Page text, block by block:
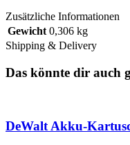
Zusätzliche Informationen
Gewicht 0,306 kg
Shipping & Delivery
Das könnte dir auch
DeWalt Akku-